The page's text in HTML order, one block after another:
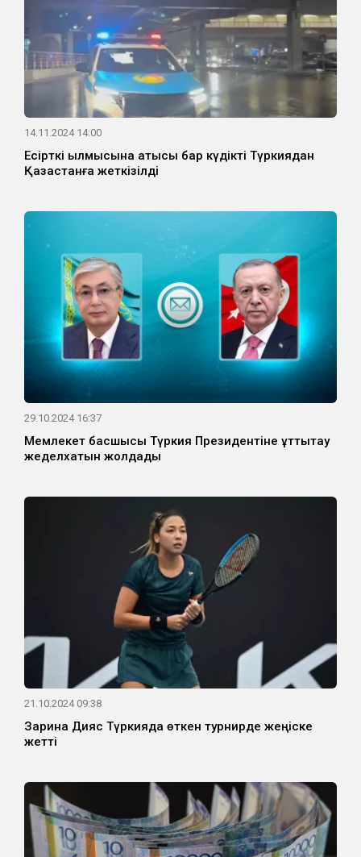
14.11.2024 14:00
Есірткі қылмысына қатысы бар күдікті Түркиядан
Қазақстанға жеткізілді
29.10.2024 16:37
Мемлекет басшысы Түркия Президентіне құттықтау
жеделхатын жолдады
21.10.2024 09:38
Зарина Дияс Түркияда өткен турнирде жеңіске
жетті